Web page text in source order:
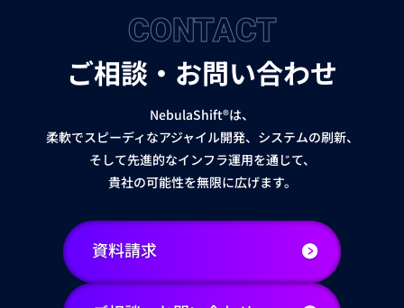
CONTACT
ご相談・お問い合わせ
NebulaShift®は、
柔軟でスピーディなアジャイル開発、システムの刷新、
そして先進的なインフラ運用を通じて、
貴社の可能性を無限に広げます。
資料請求